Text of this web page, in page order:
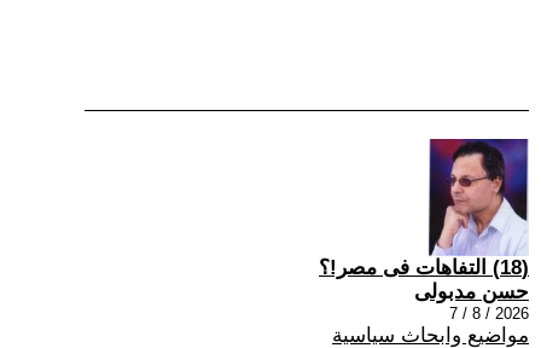
(18) التفاهات فى مصر!؟
حسن مدبولى
2026 / 8 / 7
مواضيع وابحاث سياسية